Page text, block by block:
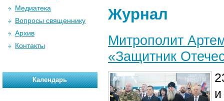
Журнал
Митрополит
«Защитник
Медиатека
Вопросы священнику
Архив
Контакты
Календарь